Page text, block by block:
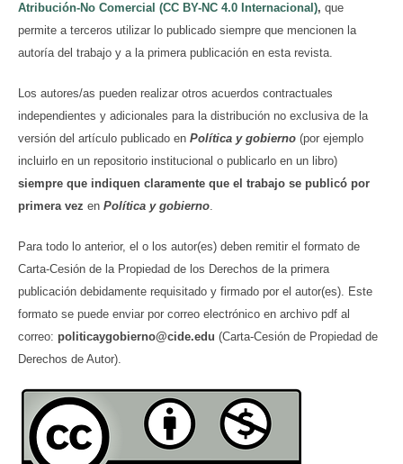
Atribución-No Comercial (CC BY-NC 4.0 Internacional), que
permite a terceros utilizar lo publicado siempre que mencionen la
autoría del trabajo y a la primera publicación en esta revista.
Los autores/as pueden realizar otros acuerdos contractuales
independientes y adicionales para la distribución no exclusiva de la
versión del artículo publicado en Política y gobierno (por ejemplo
incluirlo en un repositorio institucional o publicarlo en un libro)
siempre que indiquen claramente que el trabajo se publicó por
primera vez en Política y gobierno.
Para todo lo anterior, el o los autor(es) deben remitir el formato de
Carta-Cesión de la Propiedad de los Derechos de la primera
publicación debidamente requisitado y firmado por el autor(es). Este
formato se puede enviar por correo electrónico en archivo pdf al
correo: politicaygobierno@cide.edu (Carta-Cesión de Propiedad de
Derechos de Autor).